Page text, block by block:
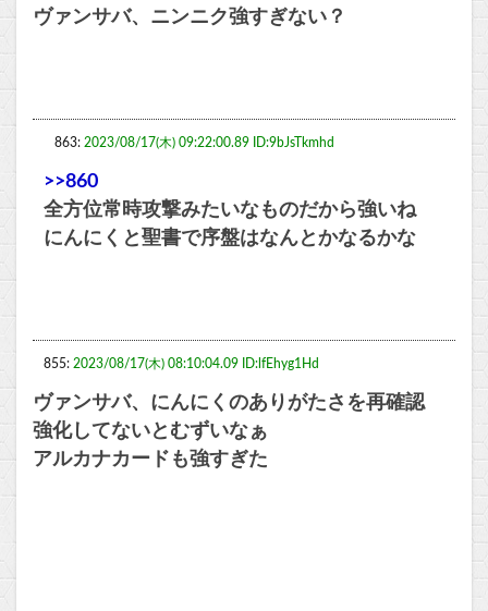
ヴァンサバ、ニンニク強すぎない？
863: 2023/08/17(木) 09:22:00.89 ID:9bJsTkmhd
>>860
全方位常時攻撃みたいなものだから強いね
にんにくと聖書で序盤はなんとかなるかな
855: 2023/08/17(木) 08:10:04.09 ID:lfEhyg1Hd
ヴァンサバ、にんにくのありがたさを再確認
強化してないとむずいなぁ
アルカナカードも強すぎた